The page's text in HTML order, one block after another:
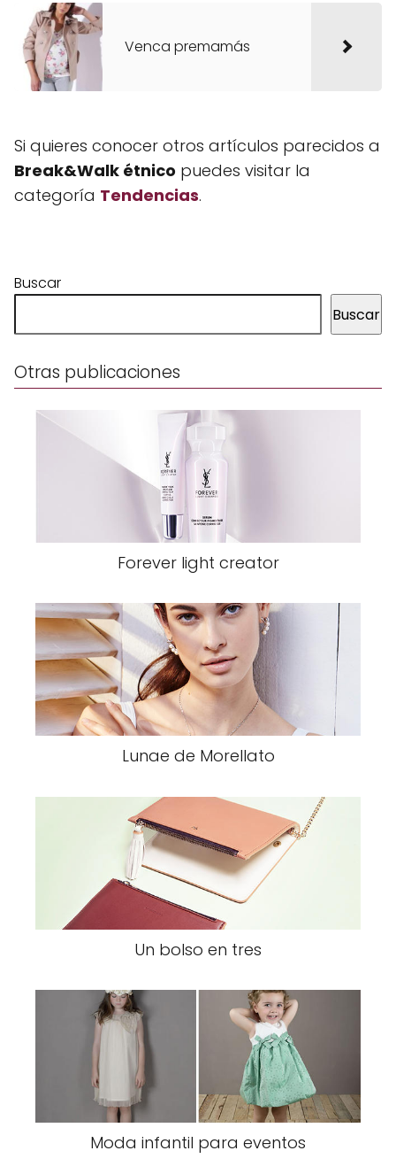
Venca premamás
Si quieres conocer otros artículos parecidos a
Break&Walk étnico puedes visitar la
categoría Tendencias.
Buscar
Buscar
Otras publicaciones
Forever light creator
Lunae de Morellato
Un bolso en tres
Moda infantil para eventos